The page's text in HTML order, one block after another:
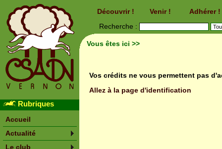
Rubriques
Accueil
Actualité
Le club
Découvrir ! Venir !
Adhérer !
Recherche :
Vous êtes ici >>
Vos crédits ne vous permettent pas
Allez à la page d'identification